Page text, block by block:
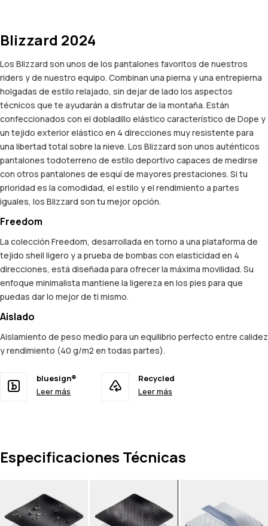
Blizzard 2024
Los Blizzard son unos de los pantalones favoritos de nuestros
riders y de nuestro equipo. Combinan una pierna y una entrepierna
holgadas de estilo relajado, sin dejar de lado los aspectos
técnicos que te ayudarán a disfrutar de la montaña. Están
confeccionados con el dobladillo elástico característico de Dope y
un tejido exterior elástico en 4 direcciones muy resistente para
una libertad total sobre la nieve. Los Blizzard son unos auténticos
pantalones todoterreno de estilo deportivo capaces de medirse
con otros pantalones de esquí de mayores prestaciones. Si tu
prioridad es la comodidad, el estilo y el rendimiento a partes
iguales, los Blizzard son tu mejor opción.
Freedom
La colección Freedom, desarrollada en torno a una plataforma de
tejido shell ligero y a prueba de bombas con elasticidad en 4
direcciones, está diseñada para ofrecer la máxima movilidad. Su
enfoque minimalista mantiene la ligereza en los pies para que
puedas dar lo mejor de ti mismo.
Aislado
Aislamiento de peso medio para un equilibrio perfecto entre calidez
y rendimiento (40 g/m2 en todas partes).
bluesign®
Leer más
Recycled
Leer más
Especificaciones Técnicas